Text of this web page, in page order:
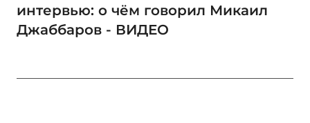
интервью: о чём говорил Микаил
Джаббаров - ВИДЕО